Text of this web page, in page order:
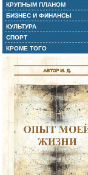
КРУПНЫМ ПЛАНОМ
БИЗНЕС И ФИНАНСЫ
КУЛЬТУРА
СПОРТ
КРОМЕ ТОГО